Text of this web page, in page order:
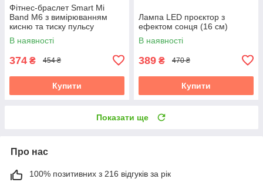
Фітнес-браслет Smart Mi
Band M6 з вимірюванням
кисню та тиску пульсу
В наявності
374 ₴ 454 ₴
Купити
Лампа LED проєктор з
ефектом сонця (16 см)
В наявності
389 ₴ 470 ₴
Купити
Показати ще
Про нас
100% позитивних з 216 відгуків за рік